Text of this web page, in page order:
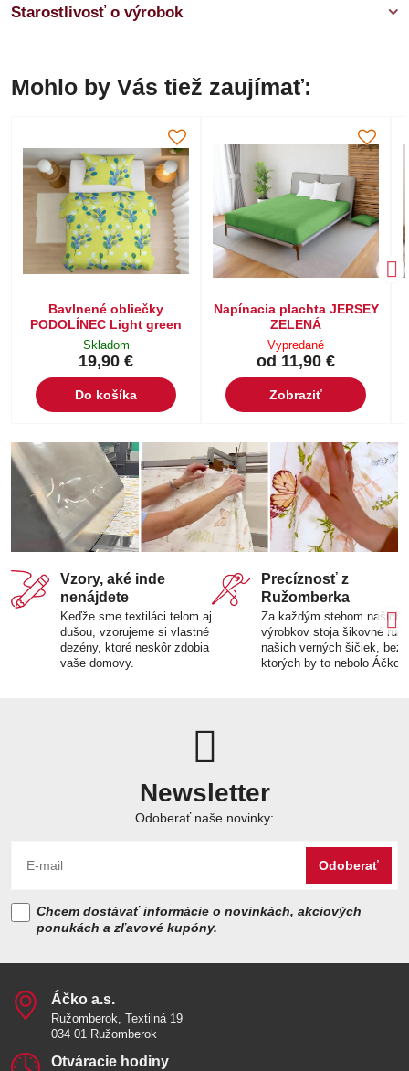
Starostlivosť o výrobok
Mohlo by Vás tiež zaujímať:
Bavlnené obliečky
PODOLÍNEC Light green
Skladom
19,90 €
Do košíka
Napínacia plachta JERSEY
ZELENÁ
Vypredané
od 11,90 €
Zobraziť
Vzory, aké inde
nenájdete
Keďže sme textiláci telom aj
dušou, vzorujeme si vlastné
dezény, ktoré neskôr zdobia
vaše domovy.
Precíznosť z
Ružomberka
Za každým stehom našich
výrobkov stoja šikovné ruky
našich verných šičiek, bez
ktorých by to nebolo Áčko.
Newsletter
Odoberať naše novinky:
Odoberať
Chcem dostávať informácie o novinkách, akciových
ponukách a zľavové kupóny.
Áčko a​.s​.
Ružomberok, Textilná 19
034 01 Ružomberok
Otváracie hodiny